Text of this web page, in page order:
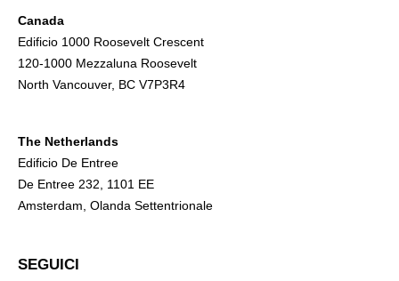
Canada
Edificio 1000 Roosevelt Crescent
120-1000 Mezzaluna Roosevelt
North Vancouver, BC V7P3R4
The Netherlands
Edificio De Entree
De Entree 232, 1101 EE
Amsterdam, Olanda Settentrionale
SEGUICI